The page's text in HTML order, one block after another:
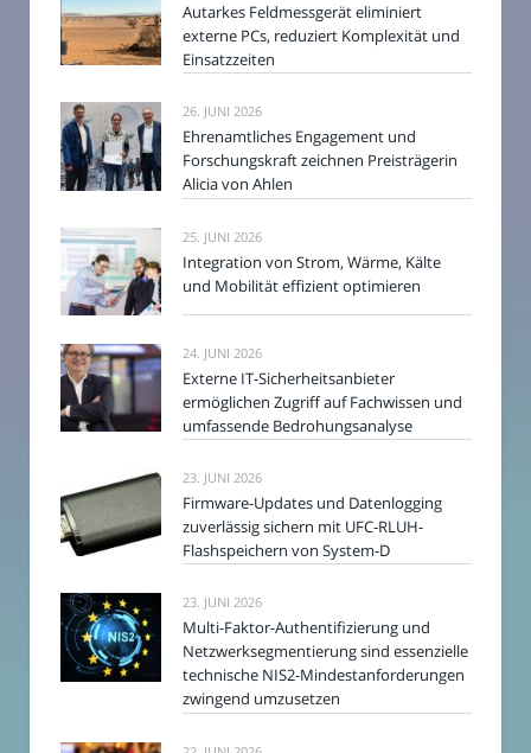
Autarkes Feldmessgerät eliminiert
externe PCs, reduziert Komplexität und
Einsatzzeiten
26. JUNI 2026
Ehrenamtliches Engagement und
Forschungskraft zeichnen Preisträgerin
Alicia von Ahlen
25. JUNI 2026
Integration von Strom, Wärme, Kälte
und Mobilität effizient optimieren
24. JUNI 2026
Externe IT-Sicherheitsanbieter
ermöglichen Zugriff auf Fachwissen und
umfassende Bedrohungsanalyse
23. JUNI 2026
Firmware-Updates und Datenlogging
zuverlässig sichern mit UFC-RLUH-
Flashspeichern von System-D
23. JUNI 2026
Multi-Faktor-Authentifizierung und
Netzwerksegmentierung sind essenzielle
technische NIS2-Mindestanforderungen
zwingend umzusetzen